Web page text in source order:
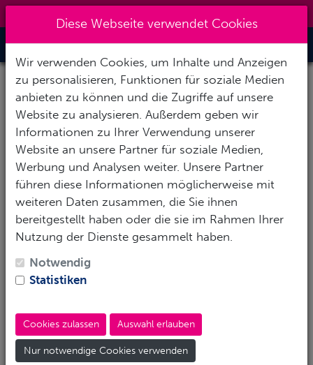
Toggle
Surendorf
Wenige Kilometer westlich der Kieler Fördemündung
befindet sich das Ostseebad Surendorf. Seit jeher
einer der schönsten und auch beliebtesten deutschen
Ostsee-Tauchplätze. Denn hier bilden die Reste einer
gesprengten Torpedoversuchsanstalt ein einzigartiges
Riff immenser Ausdehnung.
Ganze Generationen von Tauchern sind an den
imposanten Trümmern der TVA groß geworden. Auf
Kammerdächer und Überhänge. Am Kopf der Anlage
geht es auf etwa 13m. Ein fantastischer Tauchplatz
für jede Ausbildungsstufe – ganz gleich, ob man
Diese Webseite verwendet Cookies
Wir verwenden Cookies, um Inhalte und Anzeigen
zu personalisieren, Funktionen für soziale Medien
anbieten zu können und die Zugriffe auf unsere
Website zu analysieren. Außerdem geben wir
Informationen zu Ihrer Verwendung unserer
Website an unsere Partner für soziale Medien,
Werbung und Analysen weiter. Unsere Partner
führen diese Informationen möglicherweise mit
weiteren Daten zusammen, die Sie ihnen
bereitgestellt haben oder die sie im Rahmen Ihrer
Nutzung der Dienste gesammelt haben.
Notwendig
Statistiken
Cookies zulassen Auswahl erlauben
Nur notwendige Cookies verwenden